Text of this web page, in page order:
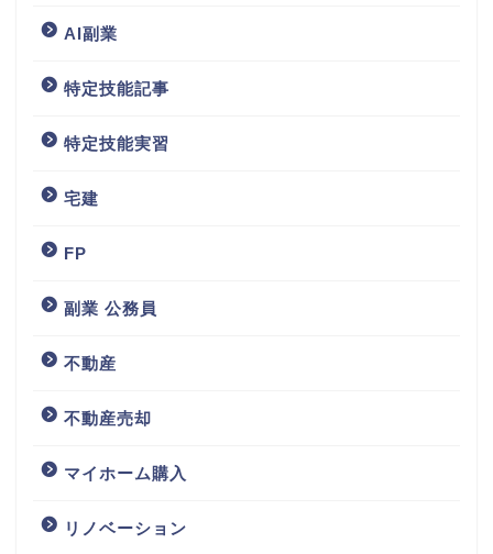
AI副業
特定技能記事
特定技能実習
宅建
FP
副業 公務員
不動産
不動産売却
マイホーム購入
リノベーション